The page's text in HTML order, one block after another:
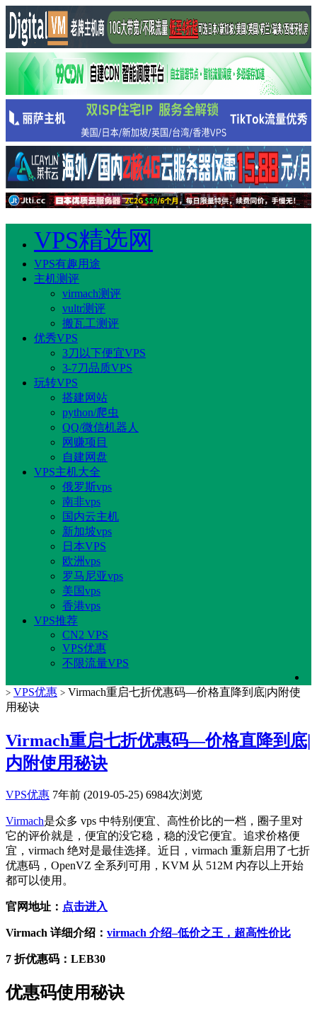
VPS精选网
VPS有趣用途
主机测评
virmach测评
vultr测评
搬瓦工测评
优秀VPS
3刀以下便宜VPS
3-7刀品质VPS
玩转VPS
搭建网站
python/爬虫
QQ/微信机器人
网赚项目
自建网盘
VPS主机大全
俄罗斯vps
南非vps
国内云主机
新加坡vps
日本VPS
欧洲vps
罗马尼亚vps
美国vps
香港vps
VPS推荐
CN2 VPS
VPS优惠
不限流量VPS
> VPS优惠 > Virmach重启七折优惠码—价格直降到底|内附使
用秘诀
Virmach重启七折优惠码—价格直降到底|
内附使用秘诀
VPS优惠 7年前 (2019-05-25) 6984次浏览
Virmach是众多 vps 中特别便宜、高性价比的一档，圈子里对
它的评价就是，便宜的没它稳，稳的没它便宜。追求价格便
宜，virmach 绝对是最佳选择。近日，virmach 重新启用了七折
优惠码，OpenVZ 全系列可用，KVM 从 512M 内存以上开始
都可以使用。
官网地址： 点击进入
Virmach 详细介绍： virmach 介绍–低价之王，超高性价比
7 折优惠码：LEB30
优惠码使用秘诀